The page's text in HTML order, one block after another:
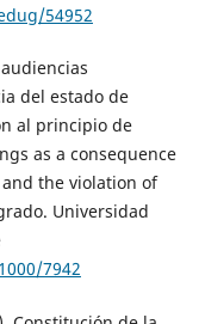
54952
del estado de
al principio de
as a consequence
the violation of
Universidad
7942